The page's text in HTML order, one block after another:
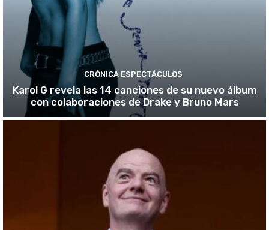
CRÓNICA ESPECTÁCULOS
Karol G revela las 14 canciones de su nuevo álbum
con colaboraciones de Drake y Bruno Mars